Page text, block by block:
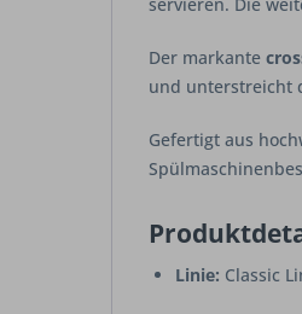
Der markante
und unterstreicht
Gefertigt aus
Linie: Classic